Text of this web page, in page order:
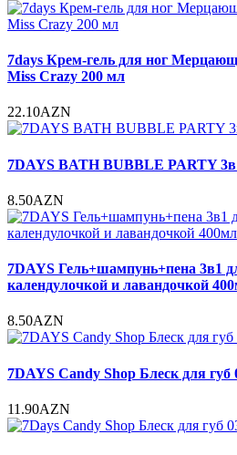
7days Крем-гель для ног
Miss Crazy 200 мл
22.10AZN
7DAYS BATH BUBBLE PARTY
8.50AZN
7DAYS Гель+шампунь+пена 3в1
календулочкой и лавандочкой
8.50AZN
7DAYS Candy Shop Блеск для
11.90AZN